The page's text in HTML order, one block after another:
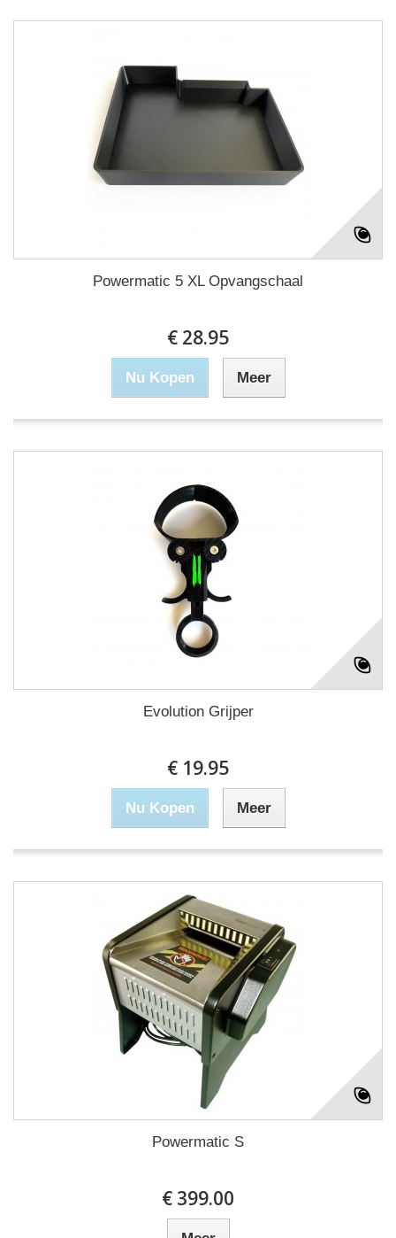
Powermatic 5 XL Opvangschaal
€ 28.95
Nu Kopen Meer
Evolution Grijper
€ 19.95
Nu Kopen Meer
Powermatic S
€ 399.00